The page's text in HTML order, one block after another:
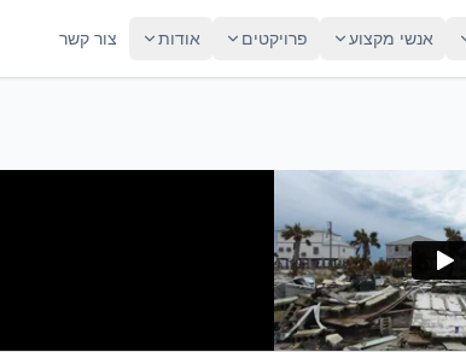
אנשי מקצוע פרויקטים אודות צור קשר